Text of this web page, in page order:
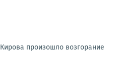
произошло возгорание